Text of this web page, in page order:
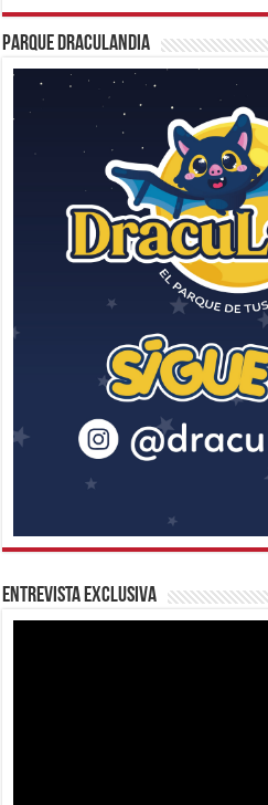
Parque Draculandia
Entrevista Exclusiva